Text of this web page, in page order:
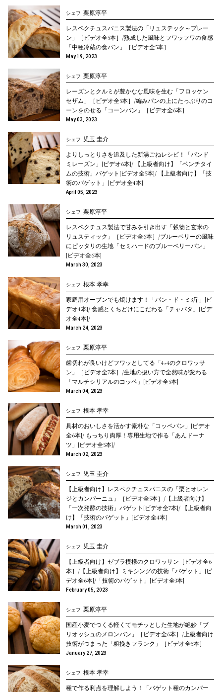
シェフ 栗原淳平
レスペクチュスパニス製法の「リュステック～プレー
ン」［ビデオ全5本］/熟成した風味とフワッフワの食感
「中種冷蔵の食パン」［ビデオ全5本］
May 19, 2023
シェフ 栗原淳平
レーズンとクルミが豊かなな風味を生む「フロッケン
セザム」［ビデオ全5本］/編みパンの上にたっぷりのコ
ーンをのせる「コーンパン」［ビデオ全6本］
May 03, 2023
シェフ 児玉 圭介
よりしっとりさを追及した新湯ごねレシピ！「パンド
ミレーズン」[ビデオ6本]/ 【上級者向け】「ベンチタイ
ムの技術」バゲット[ビデオ全5本]/ 【上級者向け】「技
術のバゲット」[ビデオ全4本]
April 05, 2023
シェフ 栗原淳平
レスペクチュス製法で甘みを引き出す「穀物と玄米の
リュスティック」［ビデオ全6本］/ブルーベリーの風味
にピッタリの生地「セミハードのブルーベリーパン」
[ビデオ全6本]
March 30, 2023
シェフ 根本 孝幸
家庭用オーブンでも焼けます！「パン・ド・ミ3斤」[ビ
デオ4本]/ 食感とくちどけにこだわる「チャバタ」[ビデ
オ全4本]/
March 24, 2023
シェフ 栗原淳平
歯切れが良いけどフワッとしてる「4×4のクロワッサ
ン」［ビデオ全7本］/生地の扱い方で全然味が変わる
「マルチシリアルのコッペ」[ビデオ全5本]
March 04, 2023
シェフ 根本 孝幸
具材のおいしさを活かす素朴な「コッペパン」[ビデオ
全6本]/ もっちり肉厚！専用生地で作る「あんドーナ
ツ」[ビデオ全5本]/
March 02, 2023
シェフ 児玉 圭介
【上級者向け】レスペクチュスパニスの「栗とオレン
ジとカンパーニュ」［ビデオ全5本］/【上級者向け】
「一次発酵の技術」バゲット[ビデオ全7本]/ 【上級者向
け】「技術のバゲット」[ビデオ全4本]
March 01, 2023
シェフ 児玉 圭介
【上級者向け】ゼブラ模様のクロワッサン［ビデオ全6
本］/【上級者向け】ミキシングの技術「バゲット」[ビ
デオ全6本]/「技術のバゲット」[ビデオ全3本]
February 05, 2023
シェフ 栗原淳平
国産小麦でつくる軽くてモチッとした生地が絶妙「ブ
リオッシュのメロンパン」［ビデオ全6本］/上級者向け
技術がつまった「粗挽きフランク」［ビデオ全5本］
January 27, 2023
シェフ 根本 孝幸
種で作る利点を理解しよう！「バゲット種のカンパー